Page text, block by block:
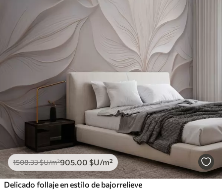
1508.33$U/m²905 .00 $U/m²
Delicado follaje en estilo de bajorrelieve